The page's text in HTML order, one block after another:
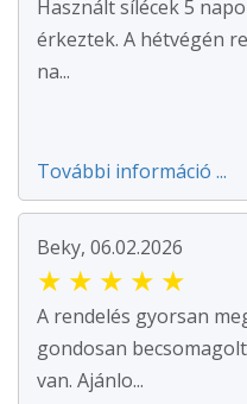
Használt sílécek 5
érkeztek. A hétvégén
na...
További információ ...
Beky, 06.02.2026
★ ★ ★ ★ ★
A rendelés gyorsan
gondosan
van. Ajánlo...